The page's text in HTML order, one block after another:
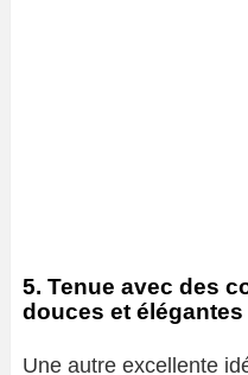
5. Tenue avec des
douces et élégantes
Une autre excellente